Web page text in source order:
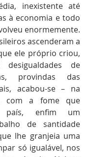
inexistente até
à economia e todo
enormemente.
ascenderam a
ele próprio criou,
desigualdades de
provindas das
acabou-se – na
com a fome que
país, enfim um
de santidade
lhe granjeia uma
só igualável, nos